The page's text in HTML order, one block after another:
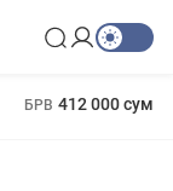
БРВ 412 000 сум